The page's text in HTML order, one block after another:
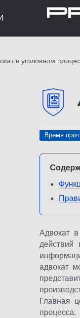
в уголовном
Время
Адвокат
действий
адвокат
Главная
процесса.